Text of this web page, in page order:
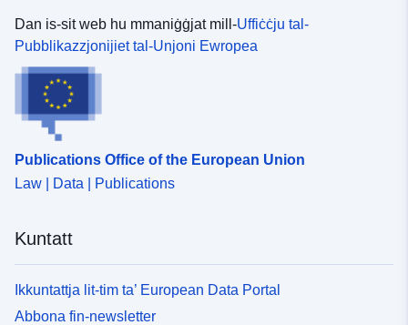
Dan is-sit web hu mmaniġġjat mill-Uffiċċju tal-
Pubblikazzjonijiet tal-Unjoni Ewropea
Publications Office of the European Union
Law | Data | Publications
Kuntatt
Ikkuntattja lit-tim ta’ European Data Portal
Abbona fin-newsletter